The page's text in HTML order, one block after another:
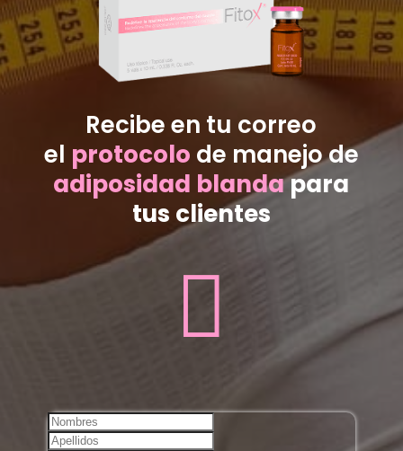
Recibe en tu correo
el protocolo de manejo de
adiposidad blandapara
tus clientes
